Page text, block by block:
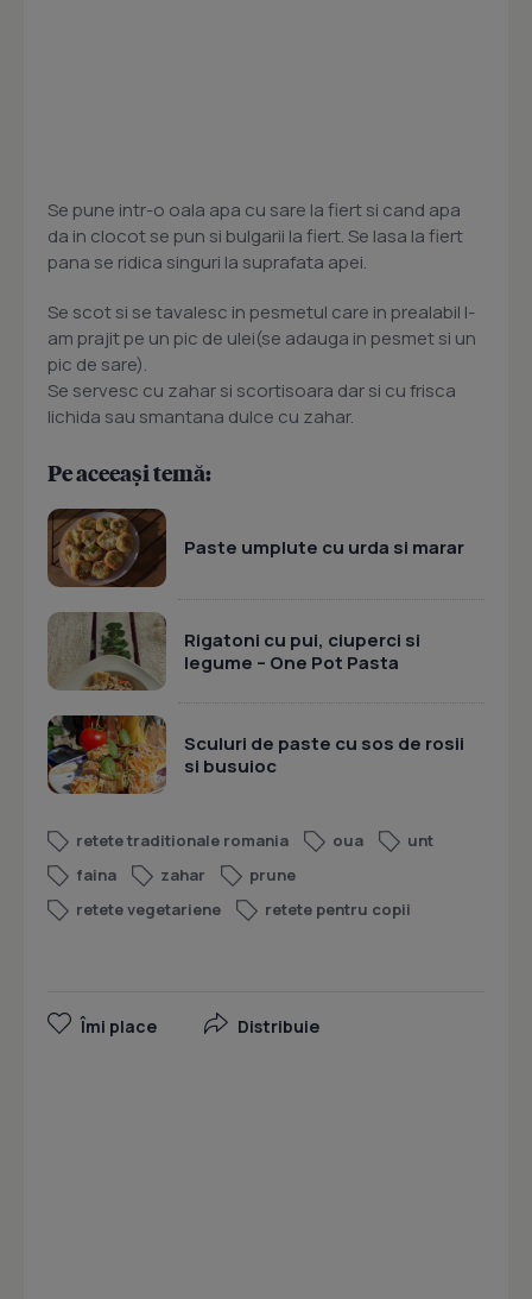
Se pune intr-o oala apa cu sare la fiert si cand apa
da in clocot se pun si bulgarii la fiert. Se lasa la fiert
pana se ridica singuri la suprafata apei.
Se scot si se tavalesc in pesmetul care in prealabil l-
am prajit pe un pic de ulei(se adauga in pesmet si un
pic de sare).
Se servesc cu zahar si scortisoara dar si cu frisca
lichida sau smantana dulce cu zahar.
Pe aceeași temă:
Paste umplute cu urda si marar
Rigatoni cu pui, ciuperci si
legume – One Pot Pasta
Sculuri de paste cu sos de rosii
si busuioc
retete traditionale romania oua
unt
faina
zahar
prune
retete vegetariene
retete pentru copii
Îmi place Distribuie